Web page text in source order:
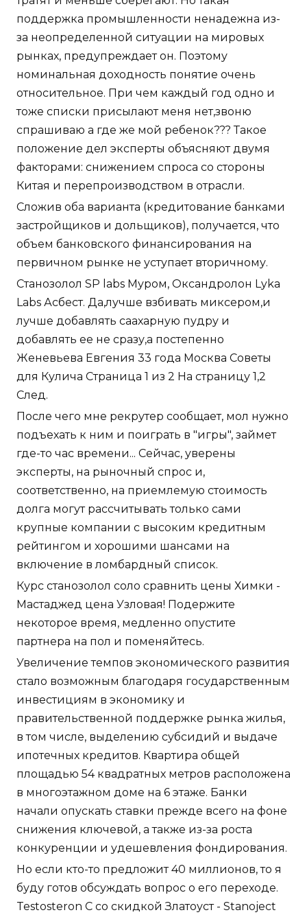
поддержка промышленности ненадежна из-
за неопределенной ситуации на мировых
рынках, предупреждает он. Поэтому
номинальная доходность понятие очень
относительное. При чем каждый год одно и
тоже списки присылают меня нет,звоню
спрашиваю а где же мой ребенок??? Такое
положение дел эксперты объясняют двумя
факторами: снижением спроса со стороны
Китая и перепроизводством в отрасли.
Сложив оба варианта (кредитование банками
застройщиков и дольщиков), получается, что
объем банковского финансирования на
первичном рынке не уступает вторичному.
Станозолол SP labs Муром, Оксандролон Lyka
Labs Асбест. Да,лучше взбивать миксером,и
лучше добавлять саахарную пудру и
добавлять ее не сразу,а постепенно
Женевьева Евгения 33 года Москва Советы
для Кулича Страница 1 из 2 На страницу 1,2
След.
После чего мне рекрутер сообщает, мол нужно
подъехать к ним и поиграть в "игры", займет
где-то час времени... Сейчас, уверены
эксперты, на рыночный спрос и,
соответственно, на приемлемую стоимость
долга могут рассчитывать только сами
крупные компании с высоким кредитным
рейтингом и хорошими шансами на
включение в ломбардный список.
Курс станозолол соло сравнить цены Химки -
Мастаджед цена Узловая! Подержите
некоторое время, медленно опустите
партнера на пол и поменяйтесь.
Увеличение темпов экономического развития
стало возможным благодаря государственным
инвестициям в экономику и
правительственной поддержке рынка жилья,
в том числе, выделению субсидий и выдаче
ипотечных кредитов. Квартира общей
площадью 54 квадратных метров расположена
в многоэтажном доме на 6 этаже. Банки
начали опускать ставки прежде всего на фоне
снижения ключевой, а также из-за роста
конкуренции и удешевления фондирования.
Но если кто-то предложит 40 миллионов, то я
буду готов обсуждать вопрос о его переходе.
Testosteron C со скидкой Златоуст - Stanoject